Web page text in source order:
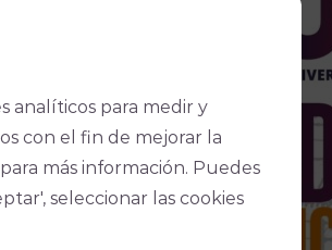
analíticos para medir y
con el fin de mejorar la
para más información. Puedes
seleccionar las cookies